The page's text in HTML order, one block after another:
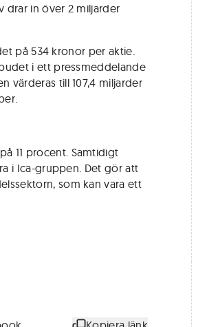
drar in över 2 miljarder
på 534 kronor per aktie.
i ett pressmeddelande
värderas till 107,4 miljarder
11 procent. Samtidigt
i Ica-gruppen. Det gör att
som kan vara ett